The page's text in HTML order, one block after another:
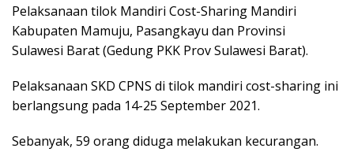
Pelaksanaan tilok Mandiri Cost-Sharing Mandiri
Kabupaten Mamuju, Pasangkayu dan Provinsi
Sulawesi Barat (Gedung PKK Prov Sulawesi Barat).
Pelaksanaan SKD CPNS di tilok mandiri cost-sharing ini
berlangsung pada 14-25 September 2021.
Sebanyak, 59 orang diduga melakukan kecurangan.